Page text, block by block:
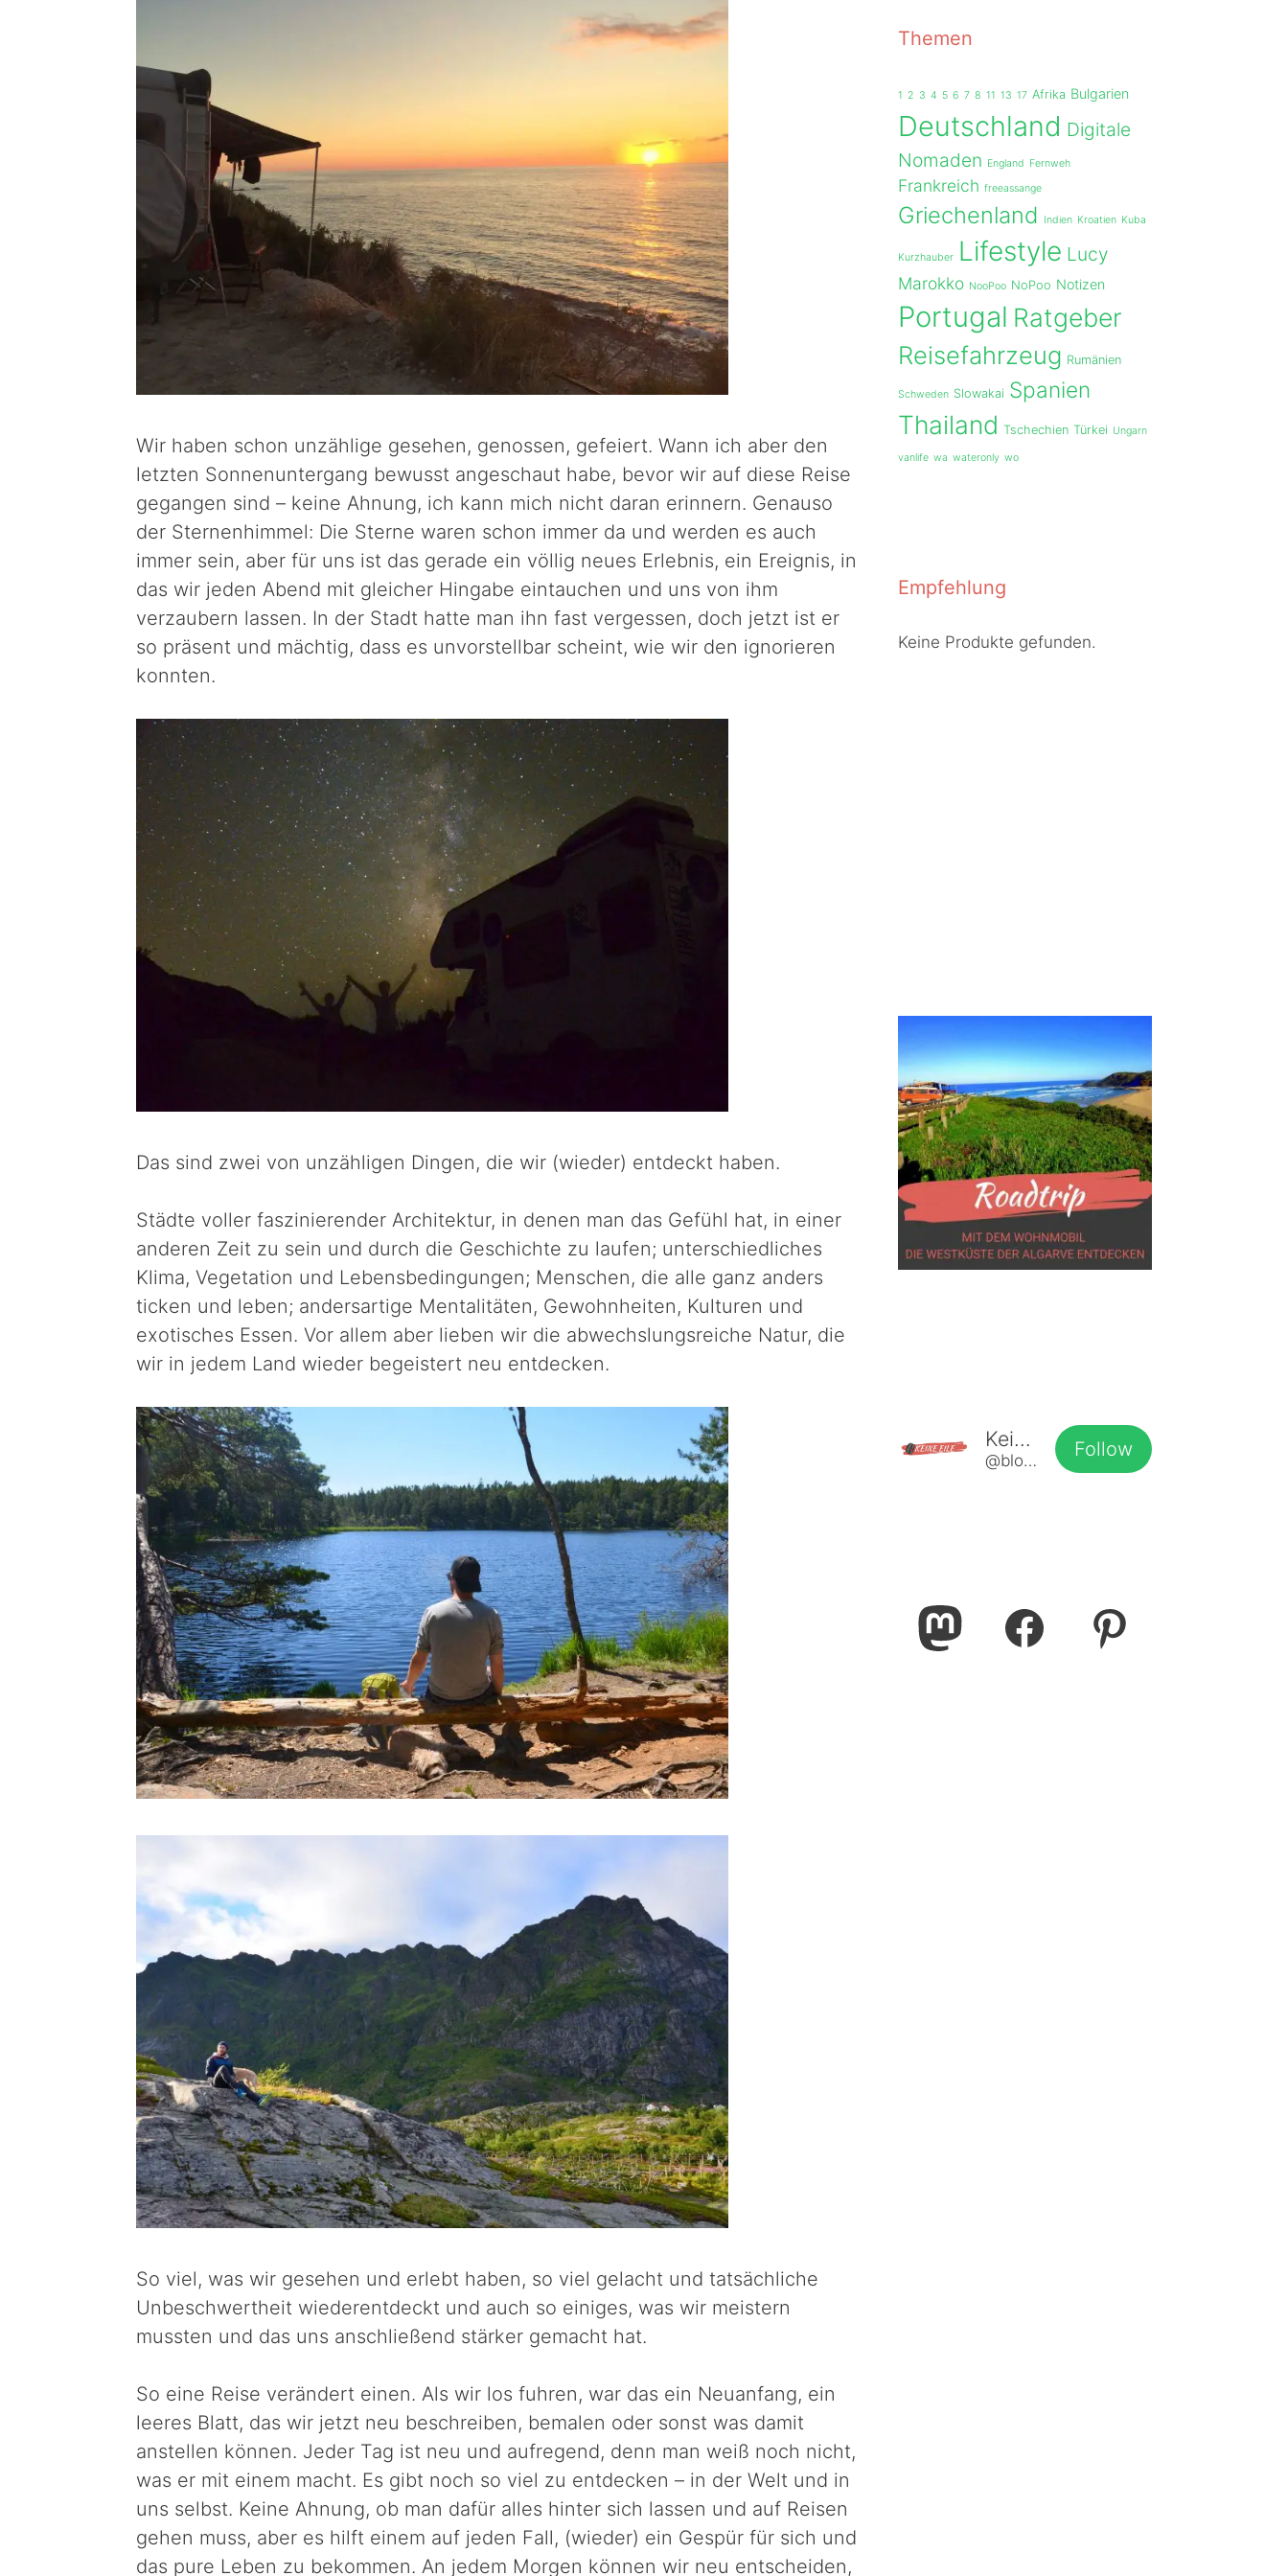
Wir haben schon unzählige gesehen, genossen, gefeiert. Wann ich aber den
letzten Sonnenuntergang bewusst angeschaut habe, bevor wir auf diese Reise
gegangen sind – keine Ahnung, ich kann mich nicht daran erinnern. Genauso
der Sternenhimmel: Die Sterne waren schon immer da und werden es auch
immer sein, aber für uns ist das gerade ein völlig neues Erlebnis, ein Ereignis, in
das wir jeden Abend mit gleicher Hingabe eintauchen und uns von ihm
verzaubern lassen. In der Stadt hatte man ihn fast vergessen, doch jetzt ist er
so präsent und mächtig, dass es unvorstellbar scheint, wie wir den ignorieren
konnten.
Das sind zwei von unzähligen Dingen, die wir (wieder) entdeckt haben.
Städte voller faszinierender Architektur, in denen man das Gefühl hat, in einer
anderen Zeit zu sein und durch die Geschichte zu laufen; unterschiedliches
Klima, Vegetation und Lebensbedingungen; Menschen, die alle ganz anders
ticken und leben; andersartige Mentalitäten, Gewohnheiten, Kulturen und
exotisches Essen. Vor allem aber lieben wir die abwechslungsreiche Natur, die
wir in jedem Land wieder begeistert neu entdecken.
So viel, was wir gesehen und erlebt haben, so viel gelacht und tatsächliche
Unbeschwertheit wiederentdeckt und auch so einiges, was wir meistern
mussten und das uns anschließend stärker gemacht hat.
So eine Reise verändert einen. Als wir los fuhren, war das ein Neuanfang, ein
leeres Blatt, das wir jetzt neu beschreiben, bemalen oder sonst was damit
anstellen können. Jeder Tag ist neu und aufregend, denn man weiß noch nicht,
was er mit einem macht. Es gibt noch so viel zu entdecken – in der Welt und in
uns selbst. Keine Ahnung, ob man dafür alles hinter sich lassen und auf Reisen
gehen muss, aber es hilft einem auf jeden Fall, (wieder) ein Gespür für sich und
das pure Leben zu bekommen. An jedem Morgen können wir neu entscheiden,
Themen
1 2 3 4 5 6 7 8 11 13 17 Afrika Bulgarien
Deutschland Digitale
Nomaden England Fernweh
Frankreich freeassange
Griechenland Indien Kroatien Kuba
Kurzhauber Lifestyle Lucy
Marokko NooPoo NoPoo Notizen
Portugal Ratgeber
Reisefahrzeug Rumänien
Schweden Slowakai Spanien
Thailand Tschechien Türkei Ungarn
vanlife wa wateronly wo
Empfehlung
Keine Produkte gefunden.
Keine Eile
@blog@www.keine-eile.de
Follow
Mastodon Facebook Pinterest